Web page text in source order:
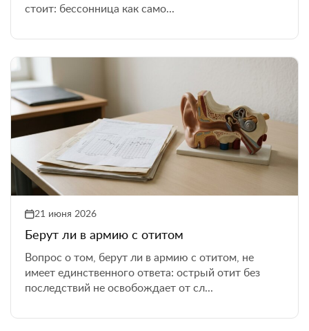
стоит: бессонница как само...
21 июня 2026
Берут ли в армию с отитом
Вопрос о том, берут ли в армию с отитом, не
имеет единственного ответа: острый отит без
последствий не освобождает от сл...